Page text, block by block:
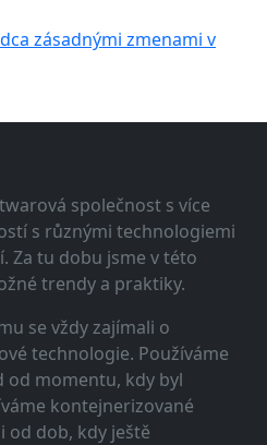
zásadnými zmenami v
společnost s více
s různými technologiemi
Za tu dobu jsme v této
trendy a praktiky.
se vždy zajímali o
technologie. Používáme
od momentu, kdy byl
kontejnerizované
od dob, kdy ještě